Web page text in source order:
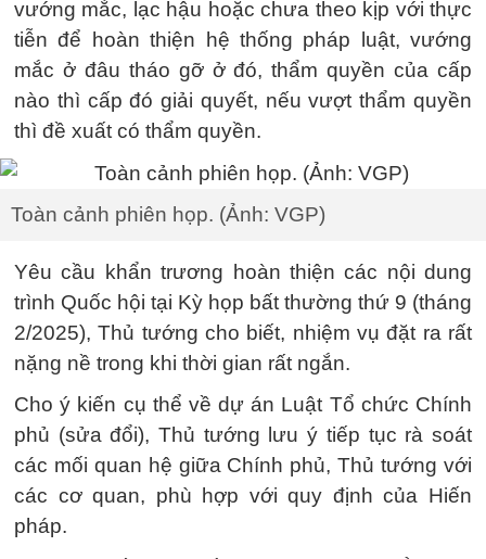
vướng mắc, lạc hậu hoặc chưa theo kịp với thực
tiễn để hoàn thiện hệ thống pháp luật, vướng
mắc ở đâu tháo gỡ ở đó, thẩm quyền của cấp
nào thì cấp đó giải quyết, nếu vượt thẩm quyền
thì đề xuất có thẩm quyền.
Toàn cảnh phiên họp. (Ảnh: VGP)
Yêu cầu khẩn trương hoàn thiện các nội dung
trình Quốc hội tại Kỳ họp bất thường thứ 9 (tháng
2/2025), Thủ tướng cho biết, nhiệm vụ đặt ra rất
nặng nề trong khi thời gian rất ngắn.
Cho ý kiến cụ thể về dự án Luật Tổ chức Chính
phủ (sửa đổi), Thủ tướng lưu ý tiếp tục rà soát
các mối quan hệ giữa Chính phủ, Thủ tướng với
các cơ quan, phù hợp với quy định của Hiến
pháp.